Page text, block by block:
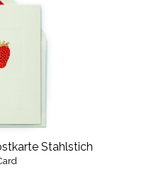
Stahlstich